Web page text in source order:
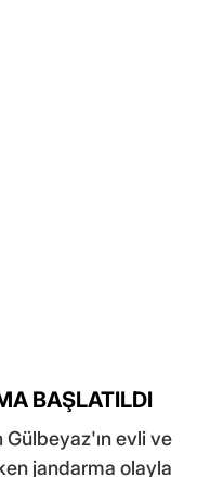
BAŞLATILDI
Gülbeyaz'ın evli ve
jandarma olayla